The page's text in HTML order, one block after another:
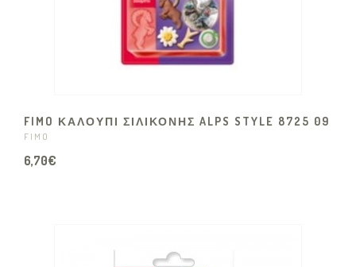
FIMO ΚΑΛΟΥΠΙ ΣΙΛΙΚΟΝΗΣ ALPS STYLE 8725 09
FIMO
6,70€